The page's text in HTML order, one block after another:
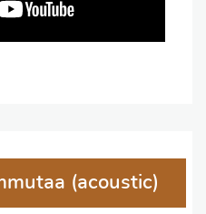
(acoustic)